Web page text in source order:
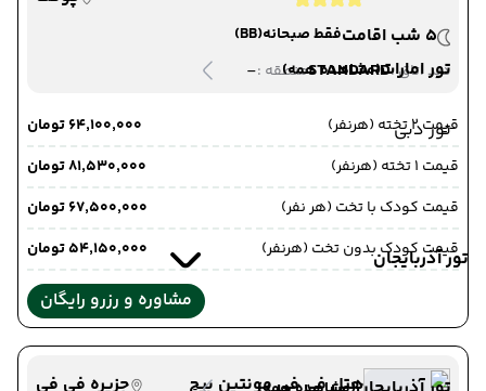
تور امارات(مشاهده همه)
تور دبی
تور آذربایجان
5 شب اقامت
فقط صبحانه(BB)
دید اتاق :STANDARDمنطقه :-
قیمت 2 تخته (هرنفر)
۶۴٬۱۰۰٬۰۰۰ تومان
قیمت 1 تخته (هرنفر)
۸۱٬۵۳۰٬۰۰۰ تومان
قیمت کودک با تخت (هر نفر)
۶۷٬۵۰۰٬۰۰۰ تومان
قیمت کودک بدون تخت (هرنفر)
۵۴٬۱۵۰٬۰۰۰ تومان
مشاوره و رزرو رایگان
هتل فی فی مونتین بیچ
جزیره فی فی